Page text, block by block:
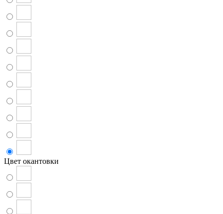
Цвет окантовки